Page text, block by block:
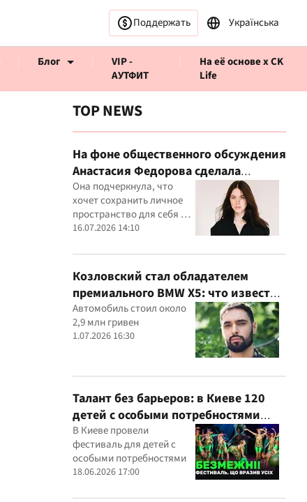
Поддержать Українська
Блог
VIP -
АУТФИТ
На её основе x CK
Life
TOP NEWS
На фоне общественного обсуждения
Анастасия Федорова сделала
публичное заявление
Она подчеркнула, что
хочет сохранить личное
пространство для себя и
своего ребенка
16.07.2026 14:10
Козловский стал обладателем
премиального BMW X5: что известно
о покупке
Автомобиль стоил около
2,9 млн гривен
1.07.2026 16:30
Талант без барьеров: в Киеве 120
детей с особыми потребностями
выступили на всеукраинском
фестивале
В Киеве провели
фестиваль для детей с
особыми потребностями
18.06.2026 17:00